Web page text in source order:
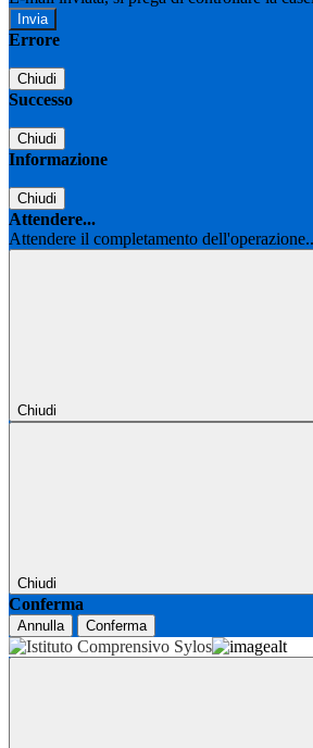
Errore
Chiudi
Successo
Chiudi
Informazione
Chiudi
Attendere...
Attendere il completamento
Chiudi
Chiudi
Conferma
Annulla Conferma